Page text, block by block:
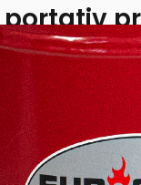
ABC P9